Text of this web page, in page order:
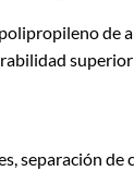
de
separación de